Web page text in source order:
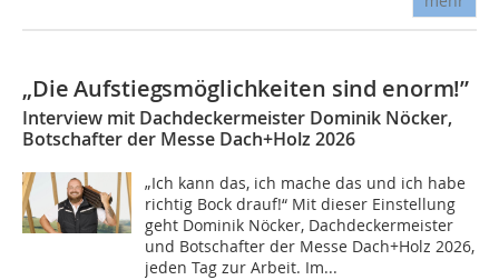
„Die Aufstiegsmöglichkeiten sind enorm!”
Interview mit Dachdeckermeister Dominik Nöcker,
Botschafter der Messe Dach+Holz 2026
„Ich kann das, ich mache das und ich habe
richtig Bock drauf!“ Mit dieser Einstellung
geht Dominik ­Nöcker, Dachdeckermeister
und Botschafter der Messe Dach+Holz 2026,
jeden Tag zur Arbeit. Im...